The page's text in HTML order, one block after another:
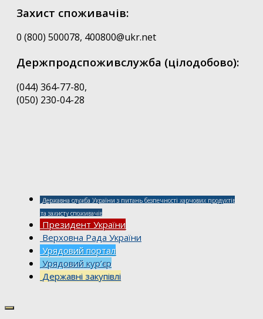
Захист споживачів:
0 (800) 500078, 400800@ukr.net
Держпродспоживслужба (цілодобово):
(044) 364-77-80,
(050) 230-04-28
Державна служба України з питань безпечності харчових продуктів
та захисту споживачів
Президент України
Верховна Рада України
Урядовий портал
Урядовий кур’єр
Державні закупівлі